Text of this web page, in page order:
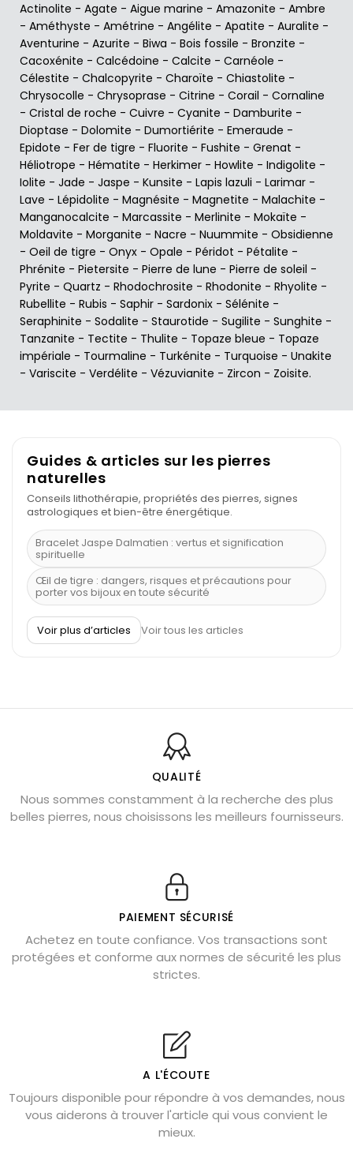
Actinolite - Agate - Aigue marine - Amazonite - Ambre
- Améthyste - Amétrine - Angélite - Apatite - Auralite -
Aventurine - Azurite - Biwa - Bois fossile - Bronzite -
Cacoxénite - Calcédoine - Calcite - Carnéole -
Célestite - Chalcopyrite - Charoïte - Chiastolite -
Chrysocolle - Chrysoprase - Citrine - Corail - Cornaline
- Cristal de roche - Cuivre - Cyanite - Damburite -
Dioptase - Dolomite - Dumortiérite - Emeraude -
Epidote - Fer de tigre - Fluorite - Fushite - Grenat -
Héliotrope - Hématite - Herkimer - Howlite - Indigolite -
Iolite - Jade - Jaspe - Kunsite - Lapis lazuli - Larimar -
Lave - Lépidolite - Magnésite - Magnetite - Malachite -
Manganocalcite - Marcassite - Merlinite - Mokaïte -
Moldavite - Morganite - Nacre - Nuummite - Obsidienne
- Oeil de tigre - Onyx - Opale - Péridot - Pétalite -
Phrénite - Pietersite - Pierre de lune - Pierre de soleil -
Pyrite - Quartz - Rhodochrosite - Rhodonite - Rhyolite -
Rubellite - Rubis - Saphir - Sardonix - Sélénite -
Seraphinite - Sodalite - Staurotide - Sugilite - Sunghite -
Tanzanite - Tectite - Thulite - Topaze bleue - Topaze
impériale - Tourmaline - Turkénite - Turquoise - Unakite
- Variscite - Verdélite - Vézuvianite - Zircon - Zoisite.
Guides & articles sur les pierres
naturelles
Conseils lithothérapie, propriétés des pierres, signes
astrologiques et bien-être énergétique.
Bracelet Jaspe Dalmatien : vertus et signification
spirituelle
Œil de tigre : dangers, risques et précautions pour
porter vos bijoux en toute sécurité
À quel poignet porter un bracelet de pierre
Découvrez le scorpion et ses pierres
Bienfaits de la sélénite – pierre des anges
L’améthyste est-elle faite pour moi ?
Chrysocolle : pierre apaisante
Obsidienne dorée : vertus et signification
Véritable citrine naturelle non chauffée
Où placer la citrine dans la maison
Cornaline : propriétés magiques
Capricorne : quelles pierres choisir
Shungite : purification et protection
Bagues en labradorite argent 925
Lapis lazuli : propriétés et précautions
Citrine : propriétés magiques
Voir plus d’articles Voir tous les articles
QUALITÉ
Nous sommes constamment à la recherche des plus
belles pierres, nous choisissons les meilleurs fournisseurs.
PAIEMENT SÉCURISÉ
Achetez en toute confiance. Vos transactions sont
protégées et conforme aux normes de sécurité les plus
strictes.
A L'ÉCOUTE
Toujours disponible pour répondre à vos demandes, nous
vous aiderons à trouver l'article qui vous convient le
mieux.